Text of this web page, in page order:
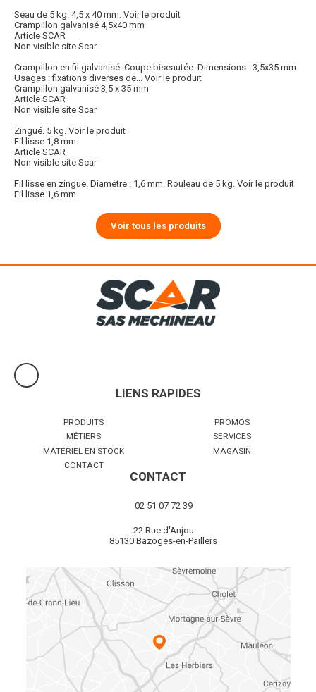
Seau de 5 kg. 4,5 x 40 mm. Voir le produit
Crampillon galvanisé 4,5x40 mm
Article SCAR
Non visible site Scar
Crampillon en fil galvanisé. Coupe biseautée. Dimensions : 3,5x35 mm.
Usages : fixations diverses de... Voir le produit
Crampillon galvanisé 3,5 x 35 mm
Article SCAR
Non visible site Scar
Zingué. 5 kg. Voir le produit
Fil lisse 1,8 mm
Article SCAR
Non visible site Scar
Fil lisse en zingue. Diamètre : 1,6 mm. Rouleau de 5 kg. Voir le produit
Fil lisse 1,6 mm
Voir tous les produits
LIENS RAPIDES
PRODUITS
PROMOS
MÉTIERS
SERVICES
MATÉRIEL EN STOCK
MAGASIN
CONTACT
CONTACT
02 51 07 72 39
22 Rue d'Anjou
85130 Bazoges-en-Paillers